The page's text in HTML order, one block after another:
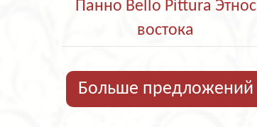
Панно Bello Pittura Этнос
востока
Больше предложений